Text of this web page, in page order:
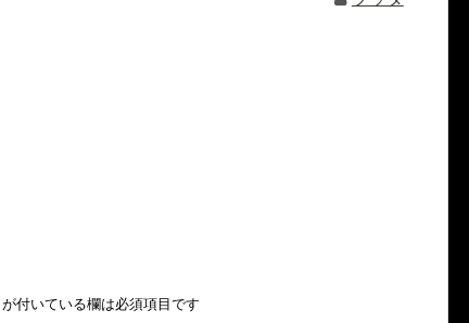
が付いている欄は必須項目です